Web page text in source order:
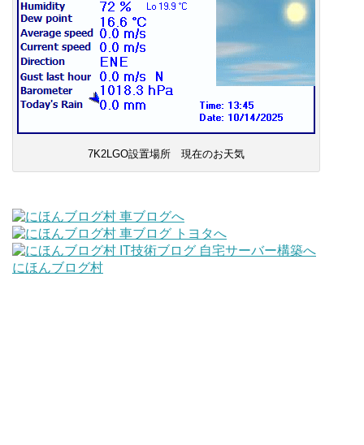
7K2LGO設置場所 現在のお天気
にほんブログ村